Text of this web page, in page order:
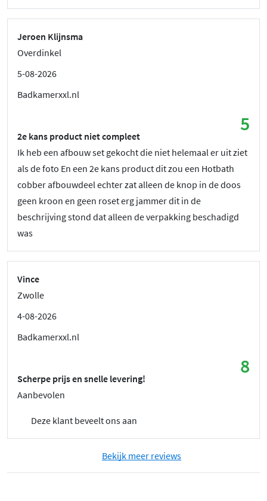
Jeroen Klijnsma
Overdinkel
5-08-2026
Badkamerxxl.nl
5
2e kans product niet compleet
Ik heb een afbouw set gekocht die niet helemaal er uit ziet
als de foto En een 2e kans product dit zou een Hotbath
cobber afbouwdeel echter zat alleen de knop in de doos
geen kroon en geen roset erg jammer dit in de
beschrijving stond dat alleen de verpakking beschadigd
was
Vince
Zwolle
4-08-2026
Badkamerxxl.nl
8
Scherpe prijs en snelle levering!
Aanbevolen
Deze klant beveelt ons aan
Bekijk meer reviews